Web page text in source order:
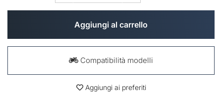
Aggiungi al carrello
Compatibilità modelli
Aggiungi ai preferiti